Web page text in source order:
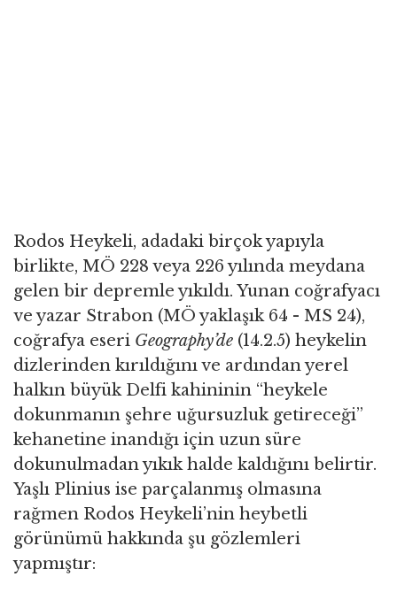
Rodos Heykeli, adadaki birçok yapıyla
birlikte, MÖ 228 veya 226 yılında meydana
gelen bir depremle yıkıldı. Yunan coğrafyacı
ve yazar Strabon (MÖ yaklaşık 64 - MS 24),
coğrafya eseri Geography’de (14.2.5) heykelin
dizlerinden kırıldığını ve ardından yerel
halkın büyük Delfi kahininin “heykele
dokunmanın şehre uğursuzluk getireceği”
kehanetine inandığı için uzun süre
dokunulmadan yıkık halde kaldığını belirtir.
Yaşlı Plinius ise parçalanmış olmasına
rağmen Rodos Heykeli’nin heybetli
görünümü hakkında şu gözlemleri
yapmıştır: